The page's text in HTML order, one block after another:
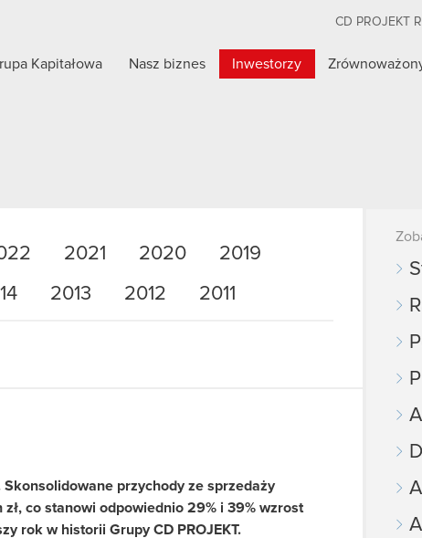
CD PROJEKT
Kapitałowa Nasz biznes Inwestorzy
2021 2020
2019
2013 2012 2011
przychody ze sprzedaży
co stanowi odpowiednio 29% i 39% wzrost
rok w historii Grupy CD PROJEKT.